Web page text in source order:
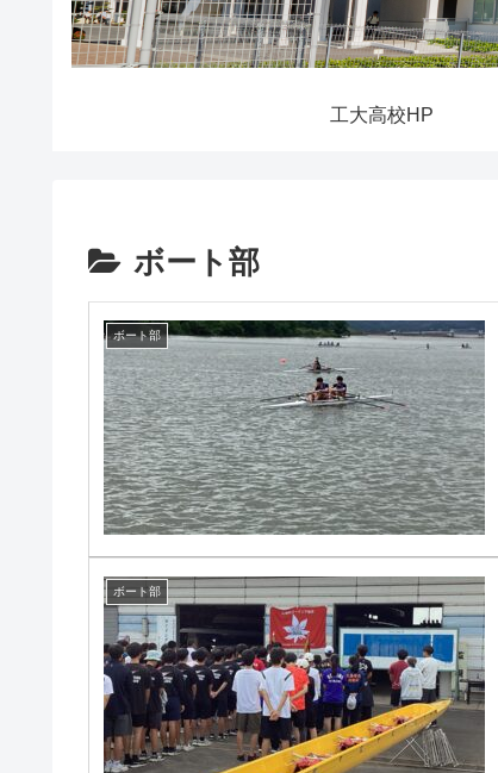
工大高校HP
ボート部
ボート部
ボート部